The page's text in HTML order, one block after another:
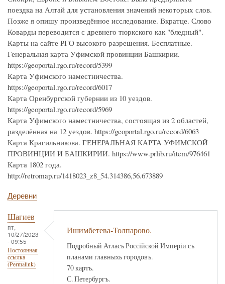
поездка на Алтай для установления значений некоторых слов.
Позже я опишу произведённое исследование. Вкратце. Слово
Коварды переводится с древнего тюркского как "бледный".
Карты на сайте РГО высокого разрешения. Бесплатные.
Генеральная карта Уфимской провинции Башкирии.
https://geoportal.rgo.ru/record/5399
Карта Уфимского наместничества.
https://geoportal.rgo.ru/record/6017
Карта Оренбургской губернии из 10 уездов.
https://geoportal.rgo.ru/record/5969
Карта Уфимского наместничества, состоящая из 2 областей,
разделённая на 12 уездов. https://geoportal.rgo.ru/record/6063
Карта Красильникова. ГЕНЕРАЛЬНАЯ КАРТА УФИМСКОЙ
ПРОВИНЦИИ И БАШКИРИИ. https://www.prlib.ru/item/976461
Карта 1802 года.
http://retromap.ru/1418023_z8_54.314386,56.673889
Деревни
Шагиев
пт,
10/27/2023
- 09:55
Постоянная
ссылка
(Permalink)
Ишимбетева-Толпарово.
Подробный Атласъ Россiйской Имперiи съ
планами главныхъ городовъ.
70 картъ.
С. Петербургъ.